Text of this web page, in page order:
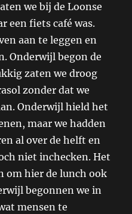
we bij de Loonse
een fiets café was.
aan te leggen en
Onderwijl begon de
zaten we droog
zonder dat we
Onderwijl hield het
maar we hadden
al over de helft en
niet inchecken. Het
om hier de lunch ook
begonnen we in
mensen te